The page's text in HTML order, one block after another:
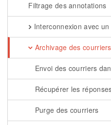
Filtrage des annotations
Interconnexion avec
Archivage des courriers
Envoi des courriers
Récupérer les
Purge des courriers